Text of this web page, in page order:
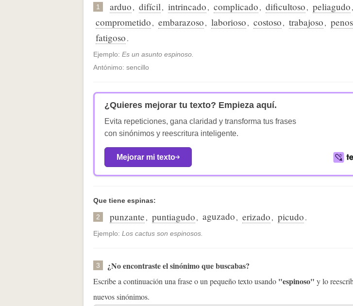
1 arduo, difícil, intrincado, complicado, dificultoso, peliagudo,
comprometido, embarazoso, laborioso, costoso, trabajoso,
fatigoso.
Ejemplo: Es un asunto espinoso.
Antónimo: sencillo
¿Quieres mejorar tu texto? Empieza aquí.
Evita repeticiones, gana claridad y transforma tus frases
con sinónimos y reescritura inteligente.
Mejorar mi texto
Que tiene espinas:
2 punzante, puntiagudo, aguzado, erizado, picudo.
Ejemplo: Los cactus son espinosos.
3 ¿No encontraste el sinónimo que buscabas?
Escribe a continuación una frase o un pequeño texto usando "espinoso" y lo
nuevos sinónimos.